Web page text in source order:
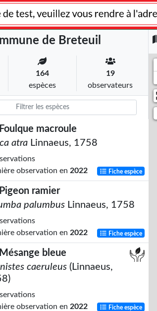
de Breteuil
164
espèces
19
observateurs
Foulque macroule
atra Linnaeus, 1758
observation en 2022 Fiche espèce
Pigeon ramier
palumbus Linnaeus, 1758
observation en 2022 Fiche espèce
Mésange bleue
caeruleus (Linnaeus,
observation en 2022 Fiche espèce